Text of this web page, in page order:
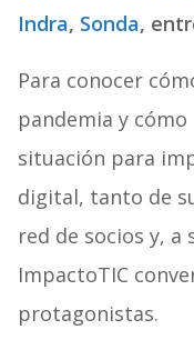
Indra, Sonda,
Para conocer
pandemia y
situación para
digital, tanto de
red de socios y, a
ImpactoTIC
protagonistas.